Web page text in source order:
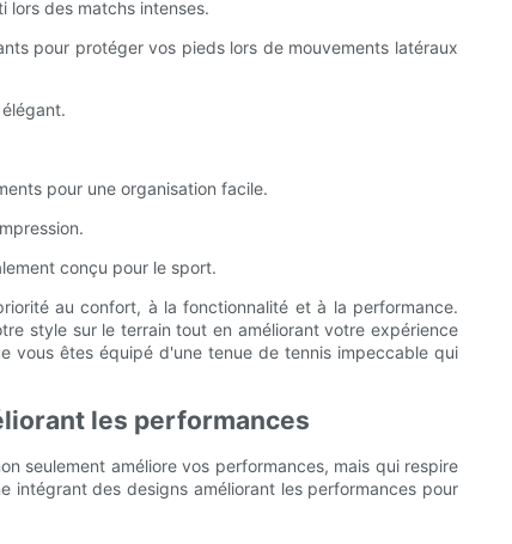
lors des matchs intenses.
pour protéger vos pieds lors de mouvements latéraux
pour une organisation facile.
conçu pour le sport.
au confort, à la fonctionnalité et à la performance.
style sur le terrain tout en améliorant votre expérience
vous êtes équipé d'une tenue de tennis impeccable qui
les performances
seulement améliore vos performances, mais qui respire
intégrant des designs améliorant les performances pour